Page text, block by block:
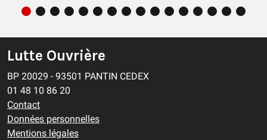
Lutte Ouvrière
BP 20029 - 93501 PANTIN CEDEX
01 48 10 86 20
Contact
Données personnelles
Mentions légales